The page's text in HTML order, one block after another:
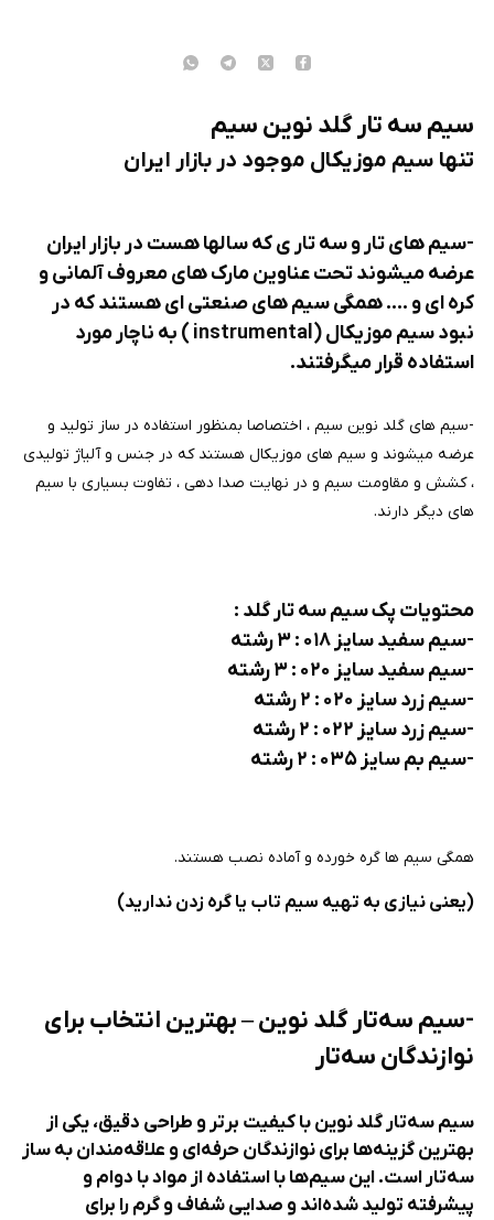
سیم سه تار گلد نوین سیم
تنها سیم موزیکال موجود در بازار ایران
-سیم های تار و سه تار ی که سالها هست در بازار ایران
عرضه میشوند تحت عناوین مارک های معروف آلمانی و
کره ای و .... همگی سیم های صنعتی ای هستند که در
نبود سیم موزیکال (instrumental ) به ناچار مورد
استفاده قرار میگرفتند.
-سیم های گلد نوین سیم ، اختصاصا بمنظور استفاده در ساز تولید و
عرضه میشوند و سیم های موزیکال هستند که در جنس و آلیاژ تولیدی
، کشش و مقاومت سیم و در نهایت صدا دهی ، تفاوت بسیاری با سیم
های دیگر دارند.
محتویات پک سیم سه تار گلد :
-سیم سفید سایز ۰۱۸ : ۳ رشته
-سیم سفید سایز ۰۲۰ : ۳ رشته
-سیم زرد سایز ۰۲۰ : ۲ رشته
-سیم زرد سایز ۰۲۲ : ۲ رشته
-سیم بم سایز ۰۳۵ : ۲ رشته
همگی سیم ها گره خورده و آماده نصب هستند.
(یعنی نیازی به تهیه سیم تاب یا گره زدن ندارید)
-سیم سه‌تار گلد نوین – بهترین انتخاب برای
نوازندگان سه‌تار
سیم سه‌تار گلد نوین با کیفیت برتر و طراحی دقیق، یکی از
بهترین گزینه‌ها برای نوازندگان حرفه‌ای و علاقه‌مندان به ساز
سه‌تار است. این سیم‌ها با استفاده از مواد با دوام و
پیشرفته تولید شده‌اند و صدایی شفاف و گرم را برای